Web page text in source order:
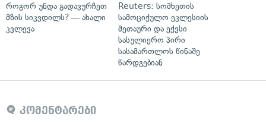
როგორ უნდა გადავურჩეთ
მზის სიკვდილს? — ახალი
კვლევა
Reuters: სომხეთის
სამოციქულო ეკლესიის
მეთაური და ექვსი
სასულიერო პირი
სასამართლოს წინაშე
წარდგებიან
კომენტარები